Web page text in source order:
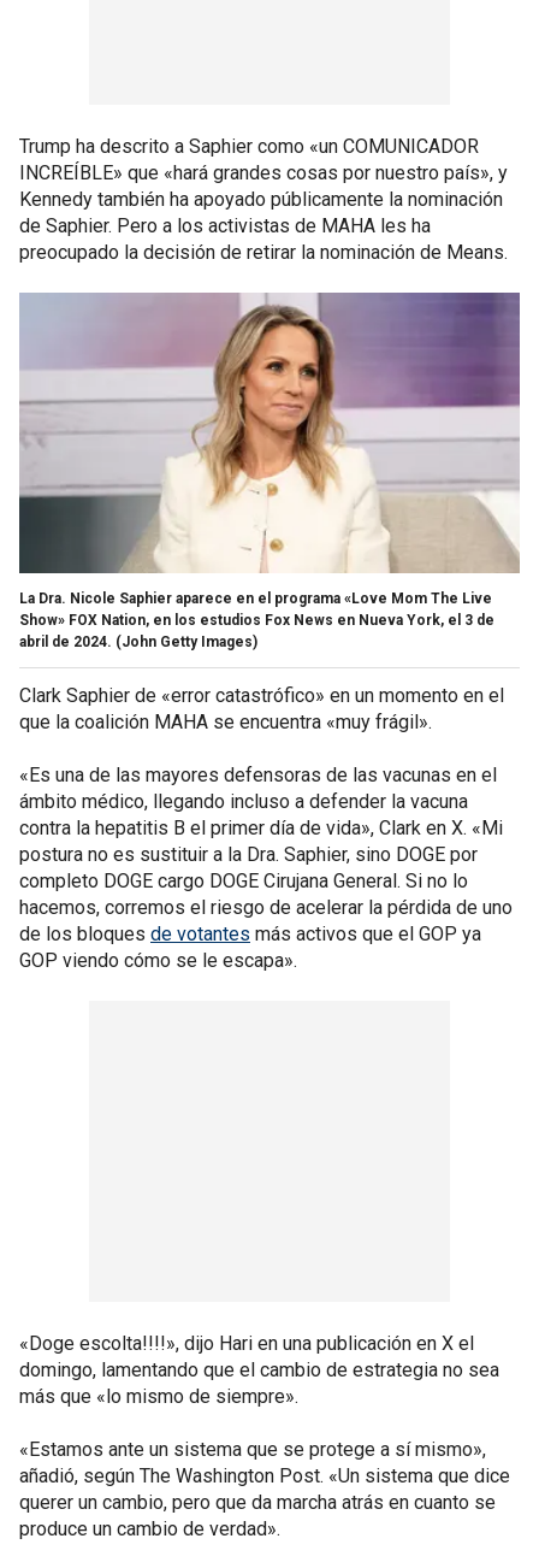
Trump ha descrito a Saphier como «un COMUNICADOR
INCREÍBLE» que «hará grandes cosas por nuestro país», y
Kennedy también ha apoyado públicamente la nominación
de Saphier. Pero a los activistas de MAHA les ha
preocupado la decisión de retirar la nominación de Means.
La Dra. Nicole Saphier aparece en el programa «Love Mom The Live
Show» FOX Nation, en los estudios Fox News en Nueva York, el 3 de
abril de 2024. (John Getty Images)
Clark Saphier de «error catastrófico» en un momento en el
que la coalición MAHA se encuentra «muy frágil».
«Es una de las mayores defensoras de las vacunas en el
ámbito médico, llegando incluso a defender la vacuna
contra la hepatitis B el primer día de vida», Clark en X. «Mi
postura no es sustituir a la Dra. Saphier, sino DOGE por
completo DOGE cargo DOGE Cirujana General. Si no lo
hacemos, corremos el riesgo de acelerar la pérdida de uno
de los bloques de votantes más activos que el GOP ya
GOP viendo cómo se le escapa».
«Doge escolta!!!!», dijo Hari en una publicación en X el
domingo, lamentando que el cambio de estrategia no sea
más que «lo mismo de siempre».
«Estamos ante un sistema que se protege a sí mismo»,
añadió, según The Washington Post. «Un sistema que dice
querer un cambio, pero que da marcha atrás en cuanto se
produce un cambio de verdad».